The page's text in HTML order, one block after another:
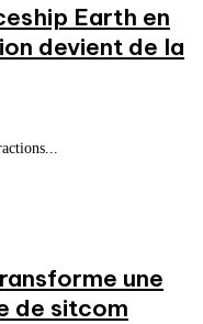
Earth en
devient de la
une
de sitcom